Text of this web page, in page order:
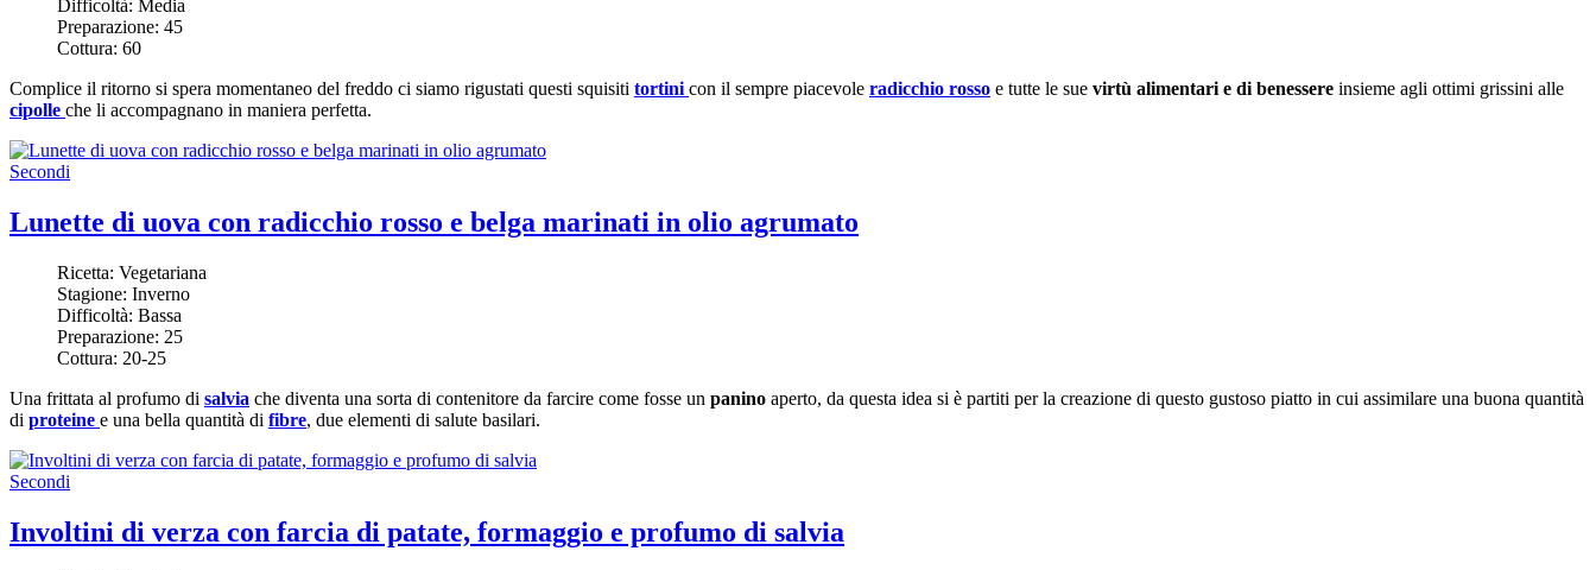
Difficoltà: Media
Preparazione: 45
Cottura: 60
Complice il ritorno si spera momentaneo del freddo ci siamo rigustati questi squisiti tortini con il sempre piacevole radicchio rosso e tutte le sue virtù alimentari e di benessere insieme agli ottimi grissini alle
cipolle che li accompagnano in maniera perfetta.
Secondi
Lunette di uova con radicchio rosso e belga marinati in olio agrumato
Ricetta: Vegetariana
Stagione: Inverno
Difficoltà: Bassa
Preparazione: 25
Cottura: 20-25
Una frittata al profumo di salvia che diventa una sorta di contenitore da farcire come fosse un panino aperto, da questa idea si è partiti per la creazione di questo gustoso piatto in cui assimilare una buona quantità
di proteine e una bella quantità di fibre, due elementi di salute basilari.
Secondi
Involtini di verza con farcia di patate, formaggio e profumo di salvia